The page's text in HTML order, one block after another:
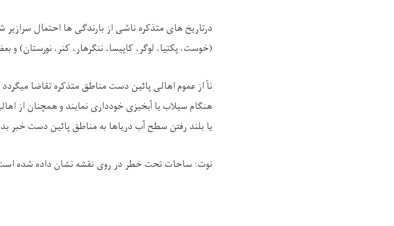
درتاریخ های متذکره ناشی از بارندگی ها احتمال
(خوست، پکتیا، لوگر، کاپیسا، ننگرهار، کنر، نورستان)
ناً از عموم اهالی پائین دست مناطق متذکره تقاضا
هنگام سیلاب یا آبخیزی خودداری نمایند و همچنان از
یا بلند رفتن سطح آب دریاها به مناطق پائین دست خبر
نوت: ساحات تحت خطر در روی نقشه نشان داده شده